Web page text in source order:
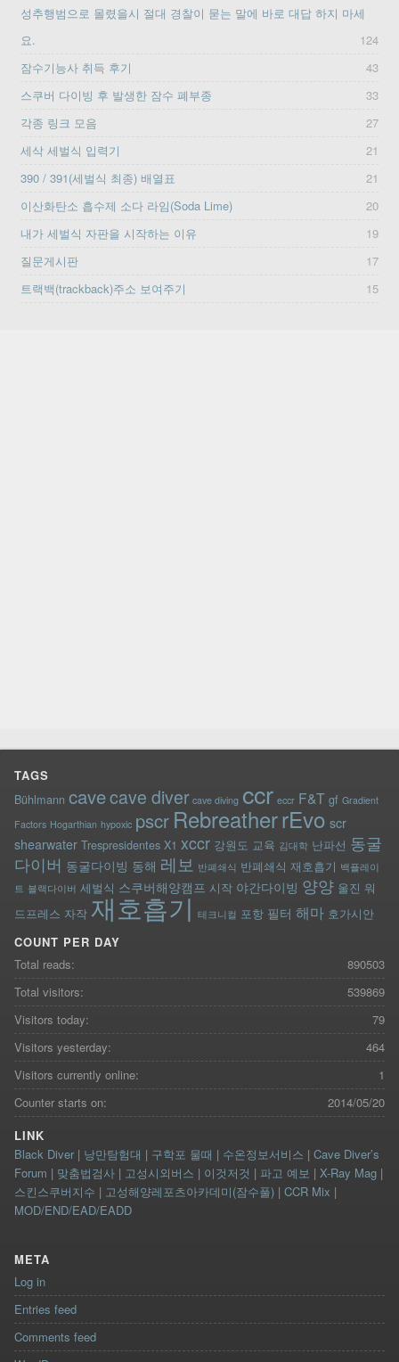
성추행범으로 몰렸을시 절대 경찰이 묻는 말에 바로 대답 하지 마세
요.
124
잠수기능사 취득 후기
43
스쿠버 다이빙 후 발생한 잠수 폐부종
33
각종 링크 모음
27
세삭 세벌식 입력기
21
390 / 391(세벌식 최종) 배열표
21
이산화탄소 흡수제 소다 라임(Soda Lime)
20
내가 세벌식 자판을 시작하는 이유
19
질문게시판
17
트랙백(trackback)주소 보여주기
15
TAGS
Bühlmann cavecave diver cave diving ccr eccr F&T gf Gradient
Factors Hogarthian hypoxic pscr RebreatherrEvo scr
shearwater Trespresidentes X1 xccr 강원도 교육 김대학 난파선 동굴
다이버 동굴다이빙 동해 레보 반폐쇄식 반폐쇄식 재호흡기 백플레이
트 블랙다이버 세벌식 스쿠버해양캠프 시작 야간다이빙 양양 울진 워
드프레스 자작 재호흡기 테크니컬 포항 필터 해마 호가시안
COUNT PER DAY
890503
Total reads:
539869
Total visitors:
79
Visitors today:
464
Visitors yesterday:
1
Visitors currently online:
2014/05/20
Counter starts on:
LINK
Black Diver| 낭만탐험대 | 구학포 물때 | 수온정보서비스 | Cave Diver’s
Forum | 맞춤법검사| 고성시외버스 | 이것저것 | 파고 예보 | X-Ray Mag|
스킨스쿠버지수 | 고성해양레포츠아카데미(잠수풀)| CCR Mix |
MOD/END/EAD/EADD
META
Log in
Entries feed
Comments feed